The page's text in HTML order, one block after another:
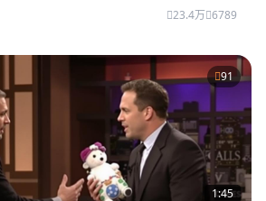
23.4万 6789
91
1:45